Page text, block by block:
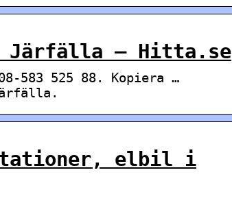
Järfälla – Hitta.se
583 525 88. Kopiera …
elbil i